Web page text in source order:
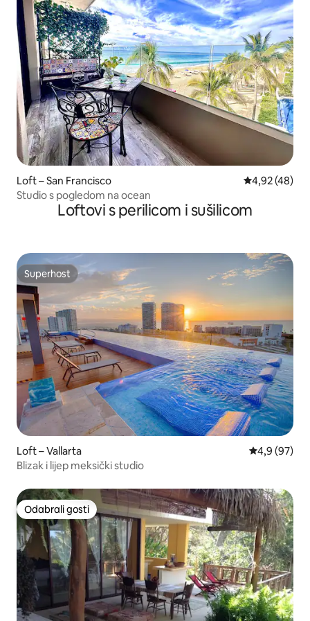
Loft – San Francisco Prosječna
4,92 (48)
Studio s pogledom na ocean
Loftovi s perilicom i sušilicom
Superhost
Superhost
Loft – Vallarta Prosječna
4,9 (97)
Blizak i lijep meksički studio
Odabrali gosti
Odabrali gosti